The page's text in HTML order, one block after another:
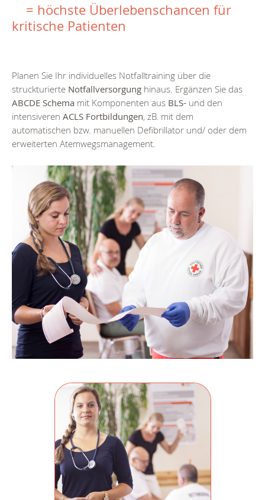
= höchste Überlebenschancen für
kritische Patienten
Planen Sie Ihr individuelles Notfalltraining über die
struckturierte Notfallversorgung hinaus. Ergänzen Sie das
ABCDE Schema mit Komponenten aus BLS- und den
intensiveren ACLS Fortbildungen, zB. mit dem
automatischen bzw. manuellen Defibrillator und/ oder dem
erweiterten Atemwegsmanagement.